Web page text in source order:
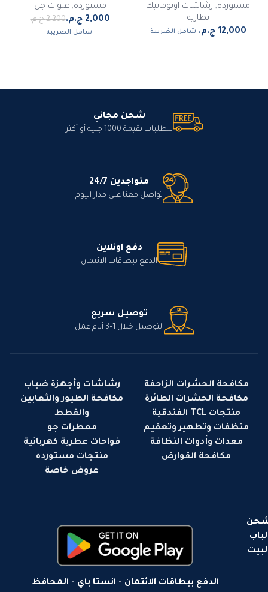
مستورده, رشاشات اوتوماتيك
بطارية
شامل الضريبة
مستورده,عبوات جل
‏2,200 ج.م.‏
شامل الضريبة
شحن مجاني
للطلبات بقيمة 1000 جنيه أو أكثر
متواجدين 24/7
تواصل معنا على مدار اليوم
دفع اونلاين
الدفع ببطاقات الائتمان
توصيل سريع
التوصيل خلال 1–3 أيام عمل
مكافحة الحشرات الزاحفة
مكافحة الحشرات الطائرة
منتجات TCL الفندقية
منظفات وتطهير وتعقيم
معدات وأدوات النظافة
مكافحة القوارض
رشاشات وأجهزة ضباب
مكافحة الطيور والثعابين
والقطط
معطرات جو
فواحات عطرية كهربائية
منتجات مستورده
عروض خاصة
لباب
الدفع ببطاقات الائتمان - انستا باي - المحافظ